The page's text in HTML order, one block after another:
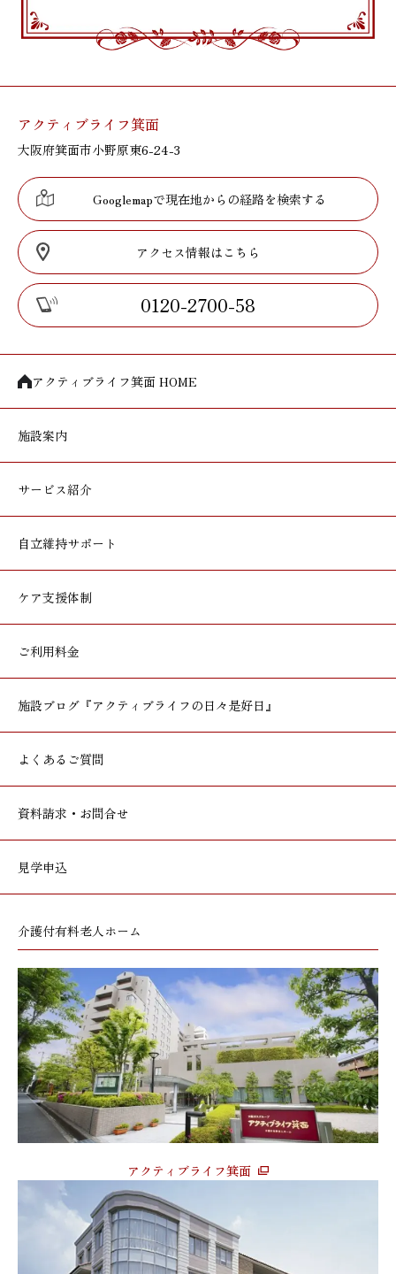
アクティブライフ箕面
大阪府箕面市小野原東6-24-3
Googlemapで現在地からの経路を検索する
アクセス情報はこちら
0120-2700-58
アクティブライフ箕面 HOME
施設案内
サービス紹介
自立維持サポート
ケア支援体制
ご利用料金
施設ブログ 『アクティブライフの日々是好日』
よくあるご質問
資料請求・お問合せ
見学申込
介護付有料老人ホーム
アクティブライフ箕面